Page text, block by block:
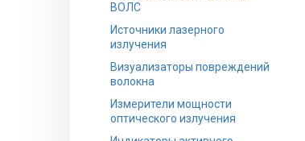
ВОЛС
Источники лазерного
излучения
Визуализаторы повреждений
волокна
Измерители мощности
оптического излучения